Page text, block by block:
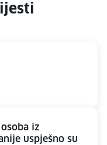
iz
uspješno su